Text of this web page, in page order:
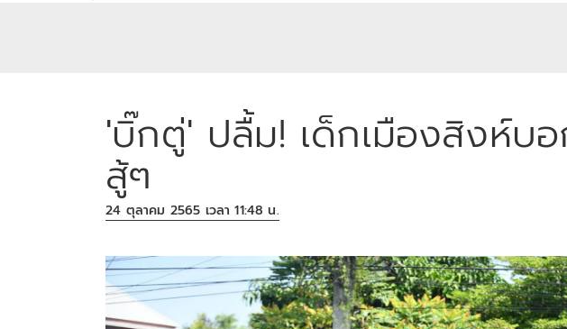
'บิ๊กตู่' ปลื้ม! เด็กเมืองสิงห์บอ
สู้ๆ
24 ตุลาคม 2565 เวลา 11:48 น.